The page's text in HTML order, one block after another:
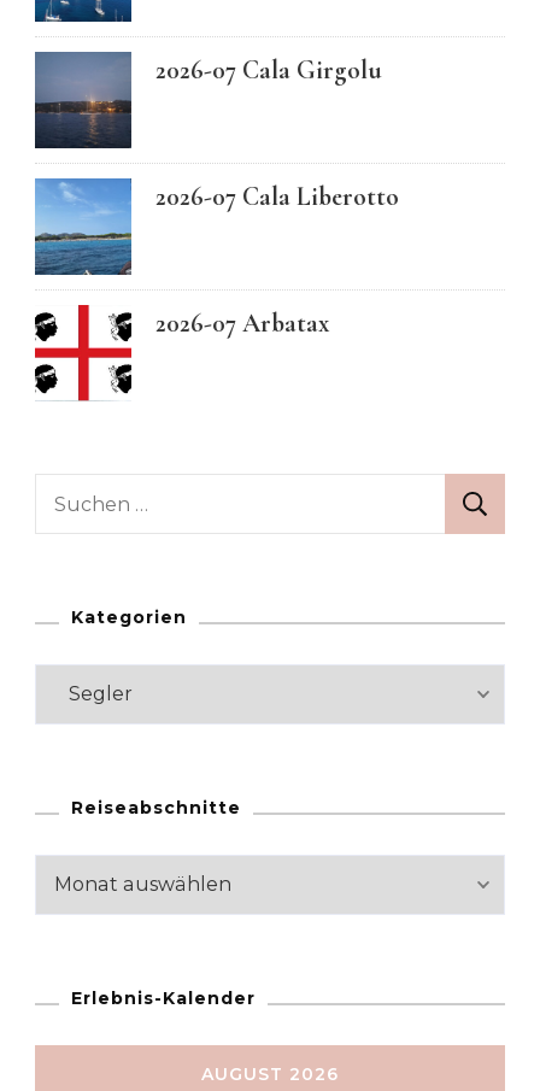
2026-07 Cala Girgolu
2026-07 Cala Liberotto
2026-07 Arbatax
Suchen
Kategorien
Kategorien
Reiseabschnitte
Reiseabschnitte
Erlebnis-Kalender
AUGUST 2026